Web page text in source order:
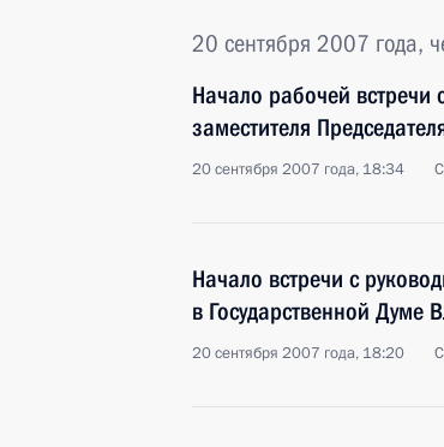
20 сентября 2007 года,
Начало рабочей
заместителя
20 сентября 2007 года, 18:34
Начало встречи с
в Государственной
20 сентября 2007 года, 18:20